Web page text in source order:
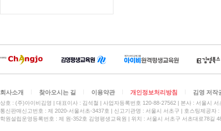
회사소개 찾아오시는 길 이용약관 개인정보처리방침 김영 저작
상호 : (주)아이비김영 대표이사 : 김석철 사업자등록번호 120-88-27562
본사 : 서울시
통신판매신고번호 : 제 2020-서울서초-3437호
신고기관명 : 서울시 서초구
호스팅제공자
학원설립운영등록번호 : 제 원-352호 김영평생교육원 | 위치 : 서울시 서초구 서초대로78길